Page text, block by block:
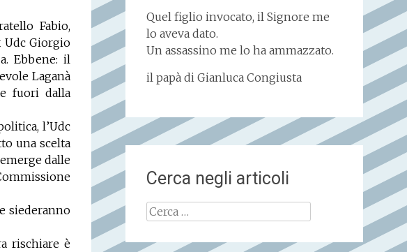
Fabio,
Udc Giorgio
Ebbene: il
Laganà
fuori dalla
l’Udc
una scelta
dalle
siederanno
rischiare è
Quel figlio invocato, il Signore me
lo aveva dato.
Un assassino me lo ha ammazzato.
il papà di Gianluca Congiusta
Cerca negli articoli
Ricerca